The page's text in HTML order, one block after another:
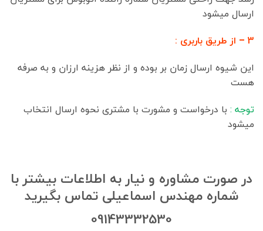
ارسال میشود
3 – از طریق باربری :
این شیوه ارسال زمان بر بوده و از نظر هزینه ارزان و به صرفه
هست
توجه : با درخواست و مشورت با مشتری نحوه ارسال انتخاب
میشود
در صورت مشاوره و نیار به اطلاعات بیشتر با
شماره مهندس اسماعیلی تماس بگیرید
09143332530